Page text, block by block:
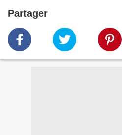
Partager